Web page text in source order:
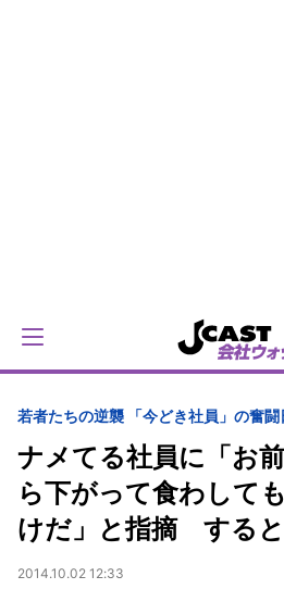
若者たちの逆襲 「今どき社員」の奮闘
ナメてる社員に「お
ら下がって食わして
けだ」と指摘 する
2014.10.02 12:33